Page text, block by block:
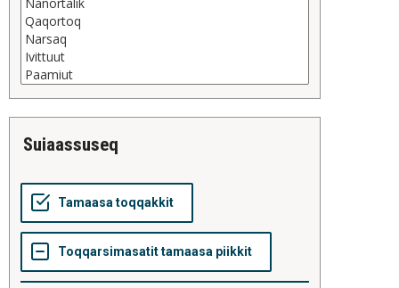
suiaassuseq